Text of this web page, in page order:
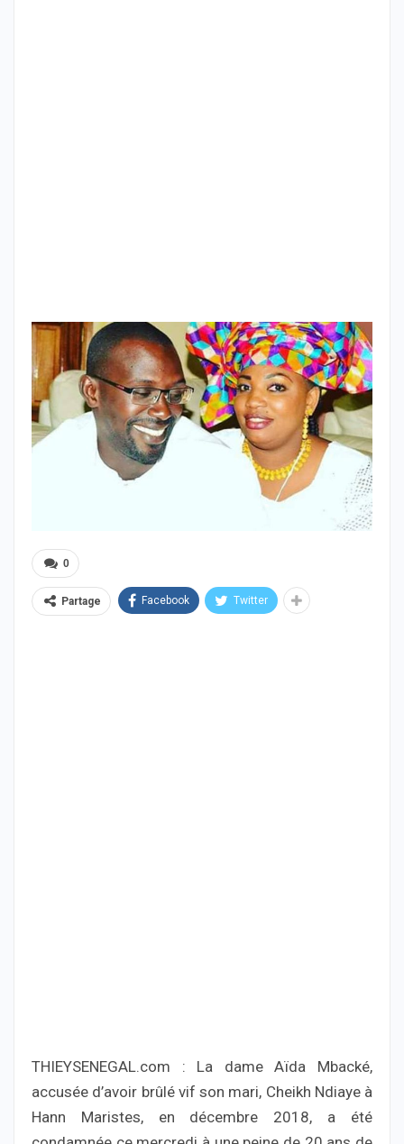
0
Partage Facebook Twitter
THIEYSENEGAL.com : La dame Aïda Mbacké,
accusée d’avoir brûlé vif son mari, Cheikh Ndiaye à
Hann Maristes, en décembre 2018, a été